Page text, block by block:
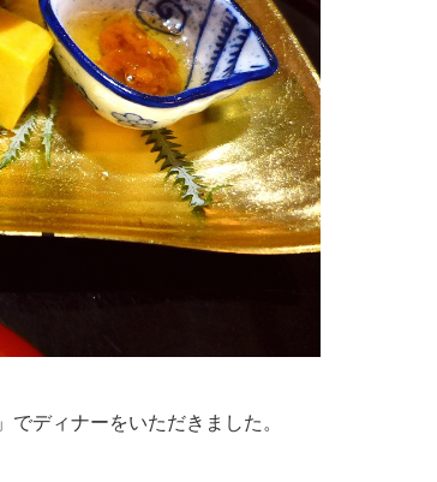
」でディナーをいただきました。